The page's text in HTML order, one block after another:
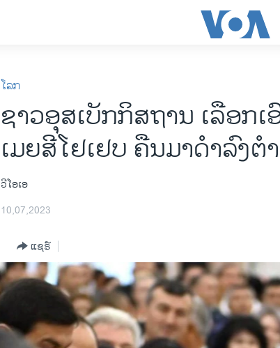
ໂລກ
ຊາວອຸສເບັກກິສຖານ ເລືອກ
ເມຍສີໂຢເຢບ ຄືນມາດຳລົງ
ວີໂອເອ
10,07,2023
ແຊຣ໌